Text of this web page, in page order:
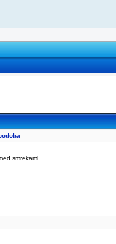
smrekami